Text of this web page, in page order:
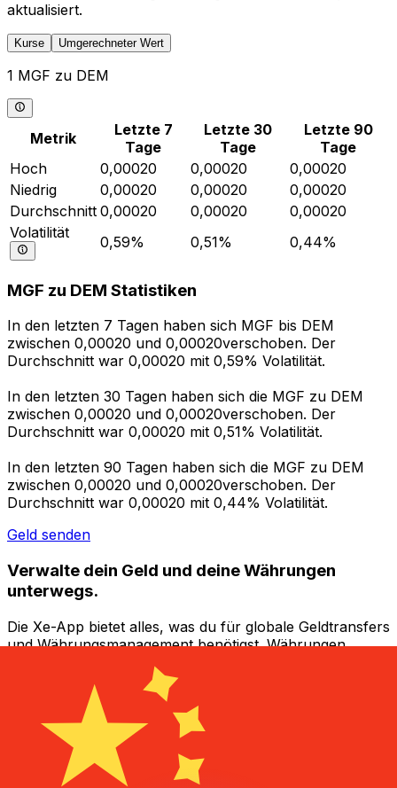
aktualisiert.
Kurse Umgerechneter Wert
1 MGF zu DEM
Metrik
Letzte 7
Tage
Letzte 30
Tage
Letzte 90
Tage
Hoch
0,00020 0,00020
0,00020
Niedrig
0,00020 0,00020
0,00020
Durchschnitt 0,00020 0,00020
0,00020
Volatilität
0,59% 0,51% 0,44%
MGF zu DEM Statistiken
In den letzten 7 Tagen haben sich MGF bis DEM
zwischen 0,00020 und 0,00020verschoben. Der
Durchschnitt war 0,00020 mit 0,59% Volatilität.
In den letzten 30 Tagen haben sich die MGF zu DEM
zwischen 0,00020 und 0,00020verschoben. Der
Durchschnitt war 0,00020 mit 0,51% Volatilität.
In den letzten 90 Tagen haben sich die MGF zu DEM
zwischen 0,00020 und 0,00020verschoben. Der
Durchschnitt war 0,00020 mit 0,44% Volatilität.
Geld senden
Verwalte dein Geld und deine Währungen
unterwegs.
Die Xe-App bietet alles, was du für globale Geldtransfers
und Währungsmanagement benötigst. Währungen
umrechnen, Kursbenachrichtigungen einrichten und
Geld ins Ausland überweisen, ohne versteckte
Gebühren. Heute herunterladen!